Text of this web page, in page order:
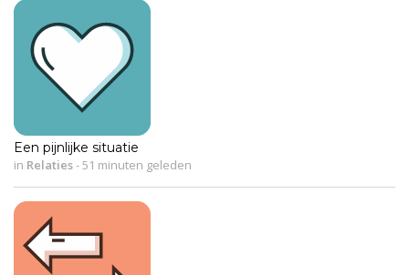
Een pijnlijke situatie
in Relaties-51 minuten geleden